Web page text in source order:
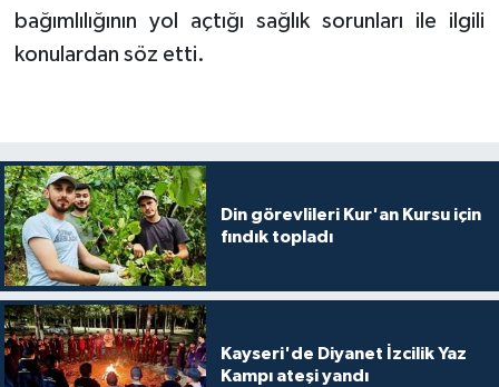
bağımlılığının yol açtığı sağlık sorunları ile ilgili
konulardan söz etti.
Din görevlileri Kur'an Kursu için
fındık topladı
Kayseri'de Diyanet İzcilik Yaz
Kampı ateşi yandı
Burdur Müftülüğü
Çankırı Müftülüğü
Çorum Müftülüğü
Denizli Müftülüğü
Diyarbakır Müftülüğü
Ekonomi
Bilim, Teknoloji
Biyografiler
Diyanet TV
İhtida Haberleri